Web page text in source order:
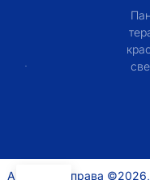
Авторские права